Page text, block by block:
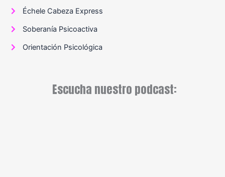
Échele Cabeza Express
Soberanía Psicoactiva
Orientación Psicológica
Escucha nuestro podcast: